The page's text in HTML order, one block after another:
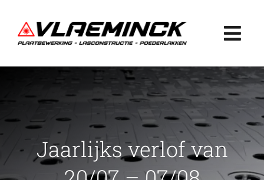
naar
inhoud
Plaatbewerking
Lasconstructie
Jaarlijks verlof van